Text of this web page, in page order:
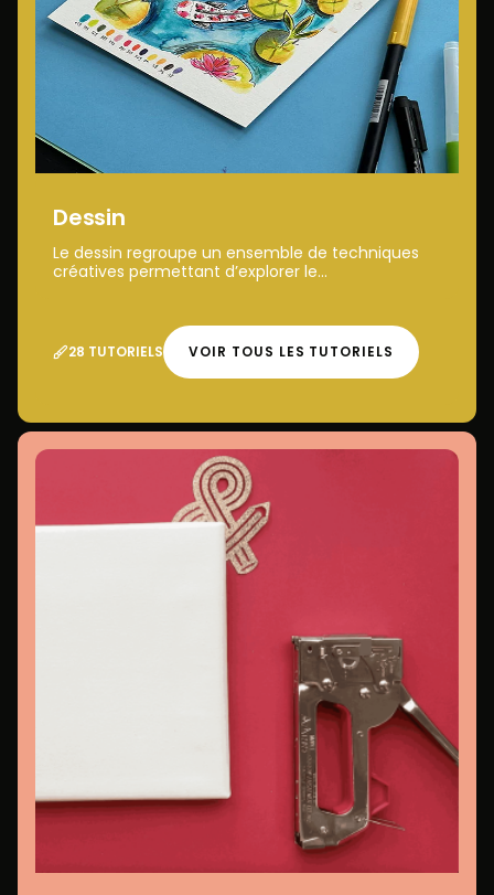
Dessin
Le dessin regroupe un ensemble de techniques
créatives permettant d’explorer le...
28 TUTORIELS VOIR TOUS LES TUTORIELS